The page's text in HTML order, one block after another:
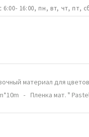
16:00, пн, вт, чт, пт,
материал для
Пленка мат. "